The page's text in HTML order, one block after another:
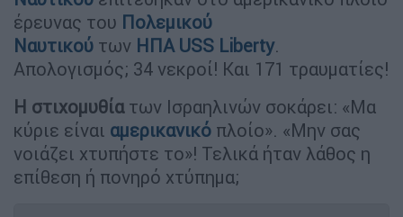
έρευνας του Πολεμικού
Ναυτικού των ΗΠΑ USS Liberty.
Απολογισμός; 34 νεκροί! Και 171 τραυματίες!
Η στιχομυθίατων Ισραηλινών σοκάρει: «Μα
κύριε είναι αμερικανικό πλοίο». «Μην σας
νοιάζει χτυπήστε το»! Τελικά ήταν λάθος η
επίθεση ή πονηρό χτύπημα;